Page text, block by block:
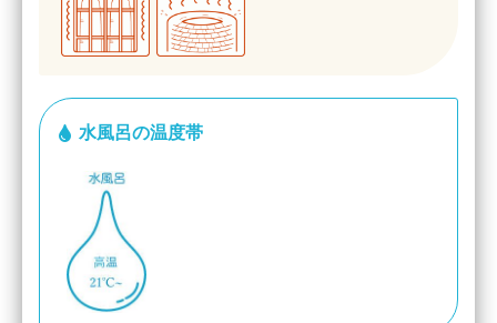
水風呂の温度帯